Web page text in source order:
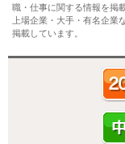
職・仕事に関する情報を掲載
上場企業・大手・有名企
掲載しています。